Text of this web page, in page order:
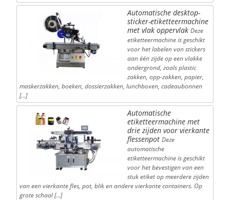
Automatische desktop-
sticker-etiketteermachine
met vlak oppervlak Deze
etiketteermachine is geschikt
voor het labelen van stickers
aan één zijde op een vlakke
ondergrond, zoals plastic
zakken, opp-zakken, papier,
maskerzakken, boeken, dossierzakken, lunchboxen, cadeaubonnen
[…]
Automatische
etiketteermachine met
drie zijden voor vierkante
flessenpot Deze
automatische
etiketteermachine is geschikt
voor het bevestigen van een
stuk etiket op meerdere zijden
van een vierkante fles, pot, blik en andere vierkante containers. Op
grote schaal […]